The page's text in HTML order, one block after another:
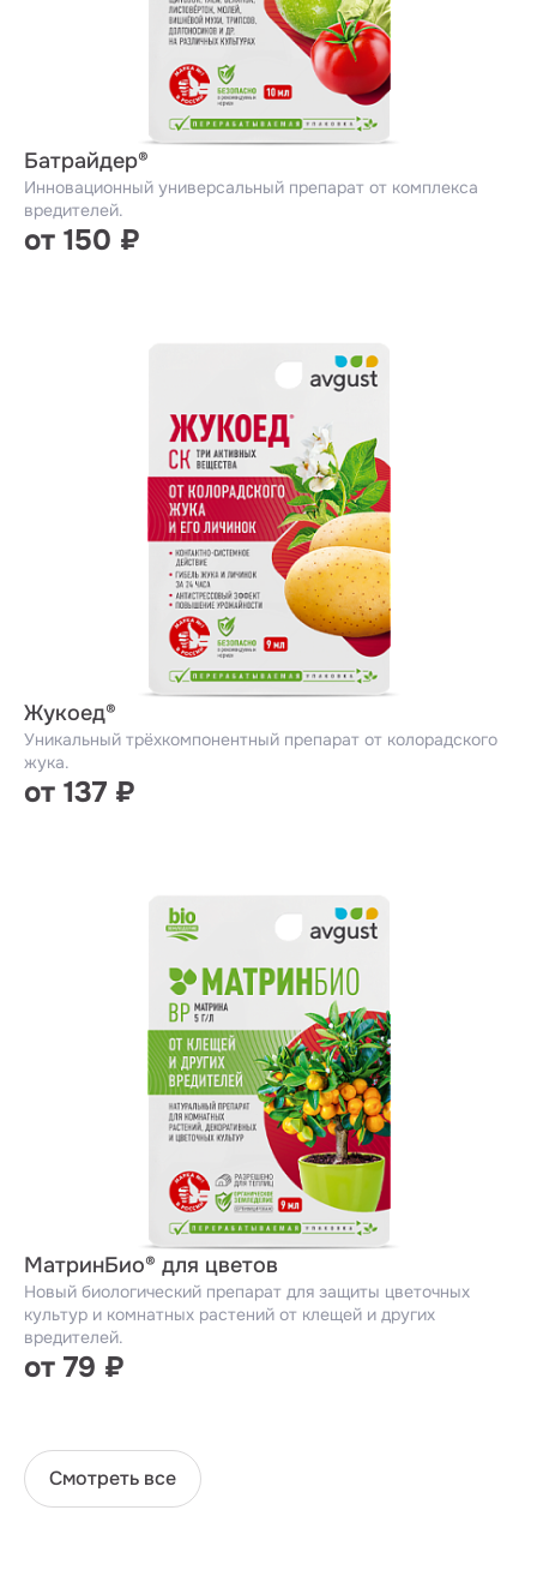
Батрайдер®
Инновационный универсальный препарат от комплекса
вредителей.
от 150 ₽
Жукоед®
Уникальный трёхкомпонентный препарат от колорадского
жука.
от 137 ₽
МатринБио® для цветов
Новый биологический препарат для защиты цветочных
культур и комнатных растений от клещей и других
вредителей.
от 79 ₽
Смотреть все